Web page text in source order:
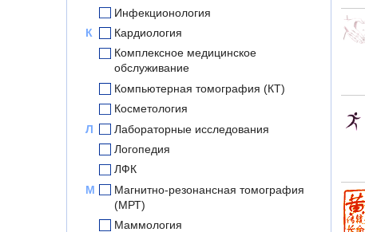
Инфекционология
К
Кардиология
Комплексное медицинское
обслуживание
Компьютерная томография (КТ)
Косметология
Л
Лабораторные исследования
Логопедия
ЛФК
М
Магнитно-резонансная томография
(МРТ)
Маммология